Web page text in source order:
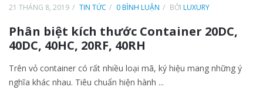
21 THÁNG 8, 2019 TIN TỨC 0 BÌNH LUẬN BỞI LUXURY
Phân biệt kích thước Container 20DC,
40DC, 40HC, 20RF, 40RH
Trên vỏ container có rất nhiều loại mã, ký hiệu mang những ý
nghĩa khác nhau. Tiêu chuẩn hiện hành ...